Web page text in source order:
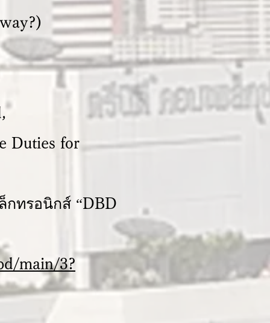
Duties for
กทรอนิกส์ “DBD
main/3?